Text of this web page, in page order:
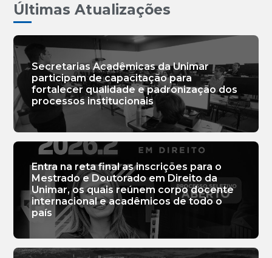
Últimas Atualizações
Secretarias Acadêmicas da Unimar
participam de capacitação para
fortalecer qualidade e padronização dos
processos institucionais
Entra na reta final as inscrições para o
Mestrado e Doutorado em Direito da
Unimar, os quais reúnem corpo docente
internacional e acadêmicos de todo o
país